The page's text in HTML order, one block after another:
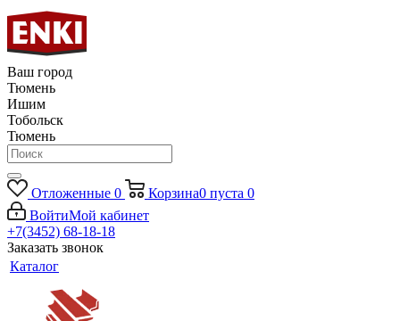
Ваш город
Тюмень
Ишим
Тобольск
Тюмень
Отложенные 0 Корзина0 пуста 0
ВойтиМой кабинет
+7(3452) 68-18-18
Заказать звонок
Каталог